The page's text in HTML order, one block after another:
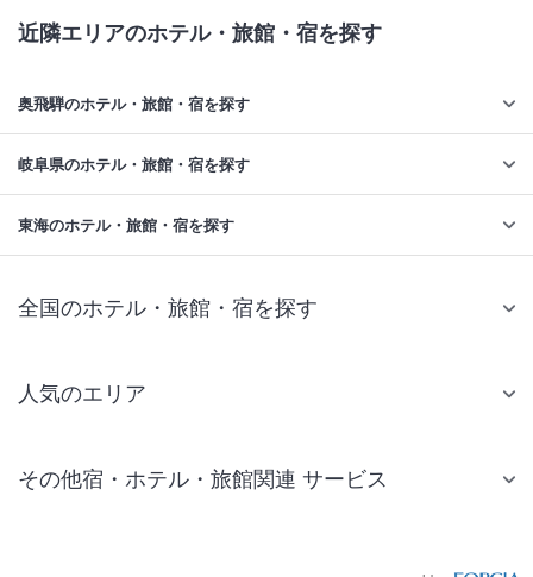
近隣エリアのホテル・旅館・宿を探す
奥飛騨のホテル・旅館・宿を探す
岐阜県のホテル・旅館・宿を探す
東海のホテル・旅館・宿を探す
全国のホテル・旅館・宿を探す
人気のエリア
仙台 ホテル
その他宿・ホテル・旅館関連 サービス